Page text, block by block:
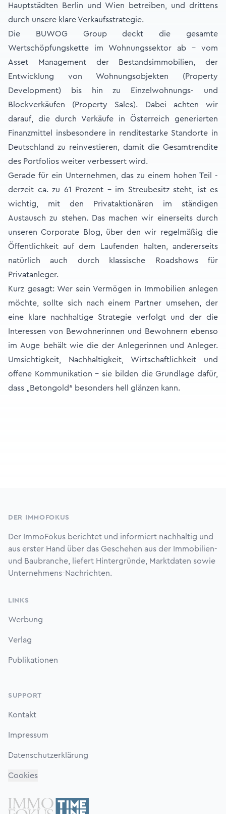
Hauptstädten Berlin und Wien betreiben, und drittens
durch unsere klare Verkaufsstrategie.
Die BUWOG Group deckt die gesamte
Wertschöpfungskette im Wohnungssektor ab – vom
Asset Management der Bestandsimmobilien, der
Entwicklung von Wohnungsobjekten (Property
Development) bis hin zu Einzelwohnungs- und
Blockverkäufen (Property Sales). Dabei achten wir
darauf, die durch Verkäufe in Österreich generierten
Finanzmittel insbesondere in renditestarke Standorte in
Deutschland zu reinvestieren, damit die Gesamtrendite
des Portfolios weiter verbessert wird.
Gerade für ein Unternehmen, das zu einem hohen Teil -
derzeit ca. zu 61 Prozent - im Streubesitz steht, ist es
wichtig, mit den Privataktionären im ständigen
Austausch zu stehen. Das machen wir einerseits durch
unseren Corporate Blog, über den wir regelmäßig die
Öffentlichkeit auf dem Laufenden halten, andererseits
natürlich auch durch klassische Roadshows für
Privatanleger.
Kurz gesagt: Wer sein Vermögen in Immobilien anlegen
möchte, sollte sich nach einem Partner umsehen, der
eine klare nachhaltige Strategie verfolgt und der die
Interessen von Bewohnerinnen und Bewohnern ebenso
im Auge behält wie die der Anlegerinnen und Anleger.
Umsichtigkeit, Nachhaltigkeit, Wirtschaftlichkeit und
offene Kommunikation - sie bilden die Grundlage dafür,
dass „Betongold“ besonders hell glänzen kann.
DER IMMOFOKUS
Der ImmoFokus berichtet und informiert nachhaltig und
aus erster Hand über das Geschehen aus der Immobilien-
und Baubranche, liefert Hintergründe, Marktdaten sowie
Unternehmens-Nachrichten.
LINKS
Werbung
Verlag
Publikationen
SUPPORT
Kontakt
Impressum
Datenschutzerklärung
Cookies